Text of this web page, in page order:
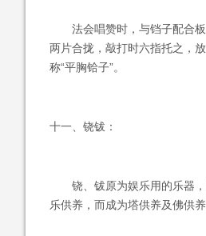
法会唱赞时，与铛子配合板
两片合拢，敲打时六指托之，
称“平胸铪子”。
十一、铙钹：
铙、钹原为娱乐用的乐器，
乐供养，而成为塔供养及佛供养